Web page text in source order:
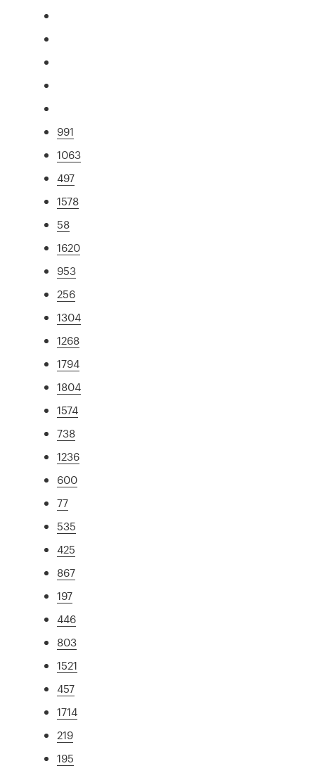
991
1063
497
1578
58
1620
953
256
1304
1268
1794
1804
1574
738
1236
600
77
535
425
867
197
446
803
1521
457
1714
219
195